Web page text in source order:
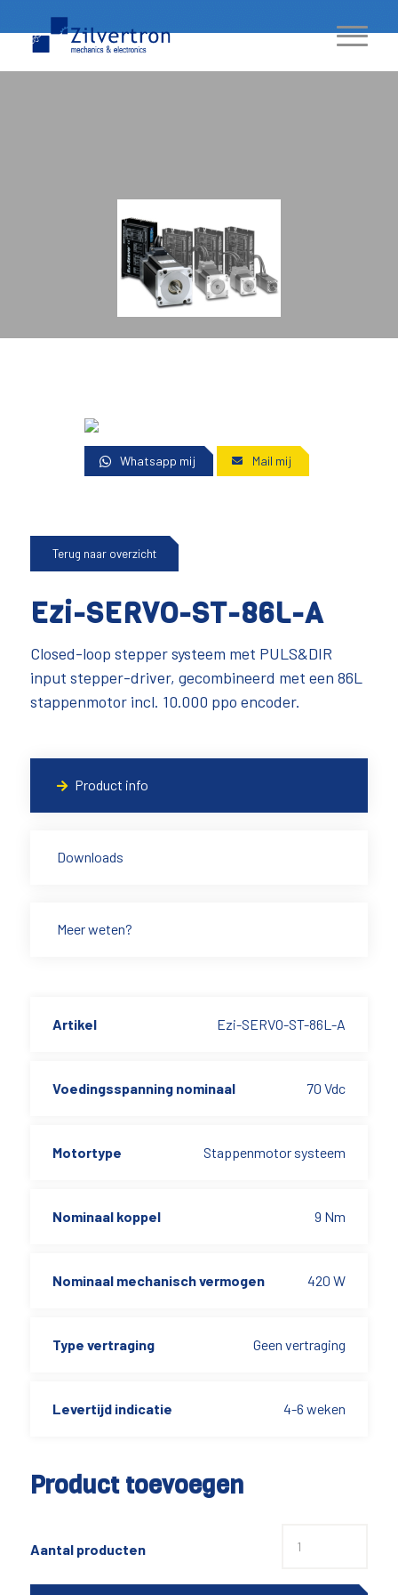
Whatsapp mij Mail mij
Product toevoegen
Aantal producten
Terug naar overzicht
Ezi-SERVO-ST-86L-A
Closed-loop stepper systeem met PULS&DIR
input stepper-driver, gecombineerd met een 86L
stappenmotor incl. 10.000 ppo encoder.
Product info
Downloads
Meer weten?
Artikel Ezi-SERVO-ST-86L-A
Voedingsspanning nominaal 70 Vdc
Motortype Stappenmotor systeem
Nominaal koppel 9 Nm
Nominaal mechanisch vermogen 420 W
Type vertraging Geen vertraging
Levertijd indicatie 4-6 weken